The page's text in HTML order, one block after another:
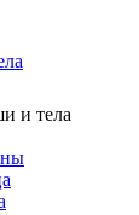
и тела